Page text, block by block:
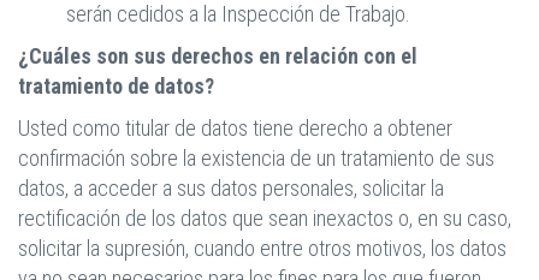
serán cedidos a la Inspección de Trabajo.
¿Cuáles son sus derechos en relación con el
tratamiento de datos?
Usted como titular de datos tiene derecho a obtener
confirmación sobre la existencia de un tratamiento de sus
datos, a acceder a sus datos personales, solicitar la
rectificación de los datos que sean inexactos o, en su caso,
solicitar la supresión, cuando entre otros motivos, los datos